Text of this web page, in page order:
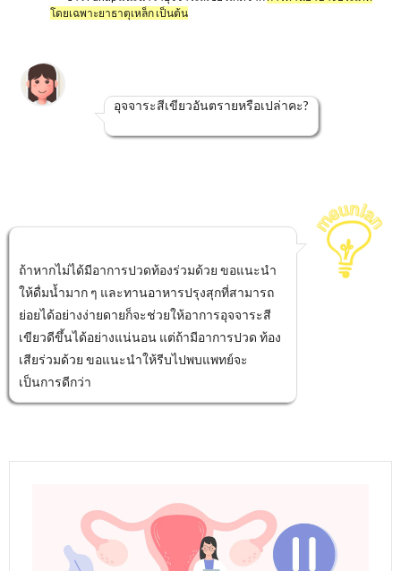
โดยเฉพาะยาธาตุเหล็ก เป็นต้น
อุจจาระสีเขียวอันตรายหรือเปล่าคะ?
ถ้าหากไม่ได้มีอาการปวดท้องร่วมด้วย ขอแนะนำ
ให้ดื่มน้ำมาก ๆ และทานอาหารปรุงสุกที่สามารถ
ย่อยได้อย่างง่ายดายก็จะช่วยให้อาการอุจจาระสี
เขียวดีขึ้นได้อย่างแน่นอน แต่ถ้ามีอาการปวด ท้อง
เสียร่วมด้วย ขอแนะนำให้รีบไปพบแพทย์จะ
เป็นการดีกว่า